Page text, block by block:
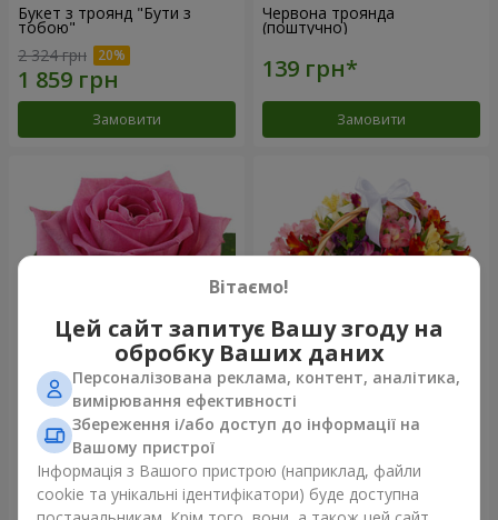
Букет з троянд "Бути з
тобою"
2 324 грн
Замовити
Червона троянда
(поштучно)
Замовити
Рожева троянда (поштучно)
Замовити
Кошик альстромерій
"Акварель"
Замовити
Вітаємо!
Цей сайт запитує Вашу згоду на
обробку Ваших даних
Персоналізована реклама, контент, аналітика,
вимірювання ефективності
Збереження і/або доступ до інформації на
Вашому пристрої
Інформація з Вашого пристрою (наприклад, файли
cookie та унікальні ідентифікатори) буде доступна